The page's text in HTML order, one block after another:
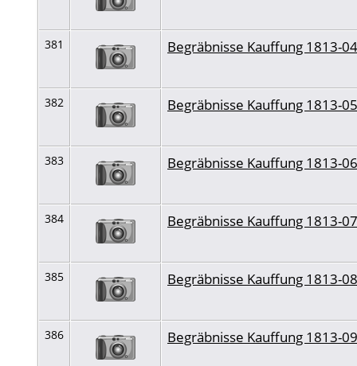
381 Begräbnisse Kauffung 1813-04
382 Begräbnisse Kauffung 1813-05
383 Begräbnisse Kauffung 1813-06
384 Begräbnisse Kauffung 1813-07
385 Begräbnisse Kauffung 1813-08
386 Begräbnisse Kauffung 1813-09